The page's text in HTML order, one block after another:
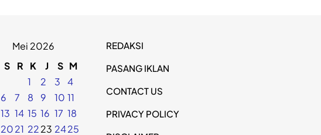
Mei 2026
S R K J S M
1
2 3
4
6 7 8 9 10 11
13 14 15 16 17 18
2021 2223 2425
REDAKSI
PASANG IKLAN
CONTACT US
PRIVACY POLICY